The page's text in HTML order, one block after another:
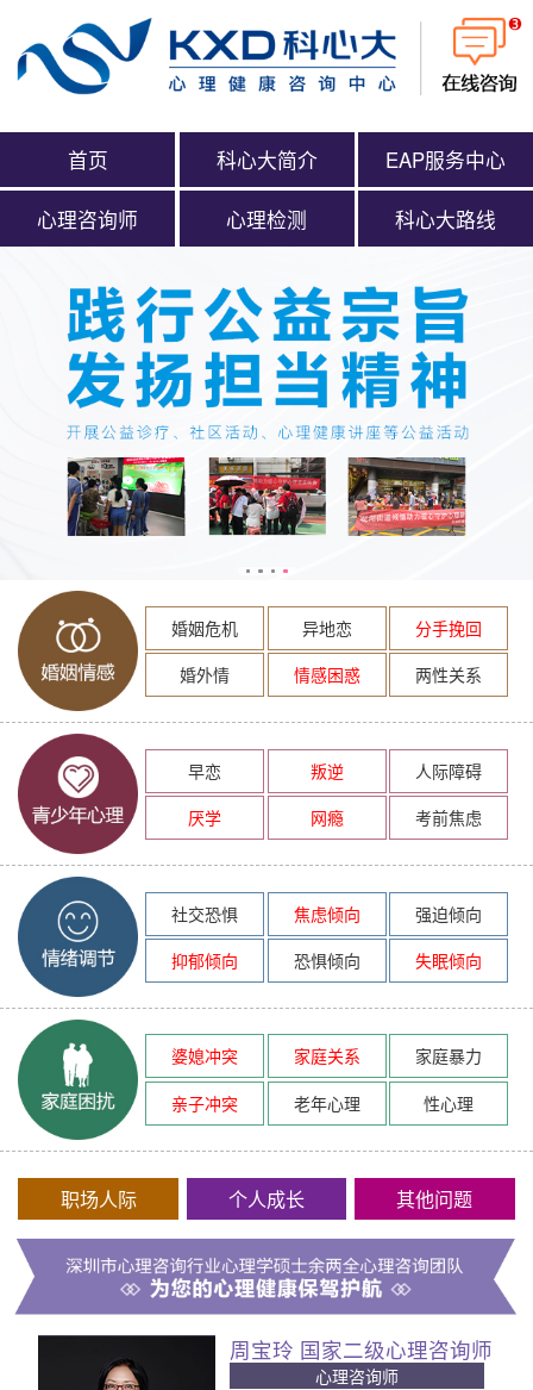
首页 科心大简介 EAP服务中心
心理咨询师 心理检测 科心大路线
婚姻危机 异地恋
分手挽回
婚外情
情感困惑 两性关系
早恋 叛逆
人际障碍
厌学
网瘾 考前焦虑
社交恐惧 焦虑倾向
强迫倾向
抑郁倾向
恐惧倾向 失眠倾向
婆媳冲突 家庭关系
家庭暴力
亲子冲突
老年心理 性心理
职场人际 个人成长 其他问题
周宝玲 国家二级心理咨询师
心理咨询师